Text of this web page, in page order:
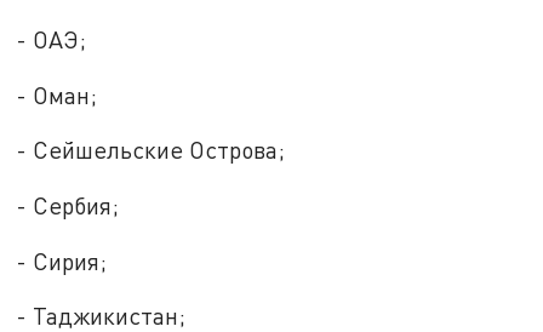
- ОАЭ;
- Оман;
- Сейшельские Острова;
- Сербия;
- Сирия;
- Таджикистан;